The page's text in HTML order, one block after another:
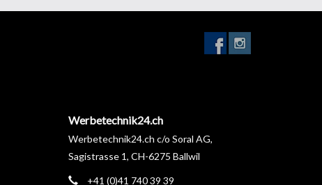
Werbetechnik24.ch
Werbetechnik24.ch c/o Soral AG,
Sagistrasse 1, CH-6275 Ballwil
+41 (0)41 740 39 39